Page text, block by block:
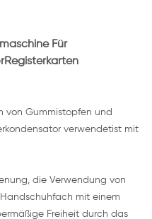
Für
von Gummistopfen und
verwendetist mit
die Verwendung von
mit einem
Freiheit durch das